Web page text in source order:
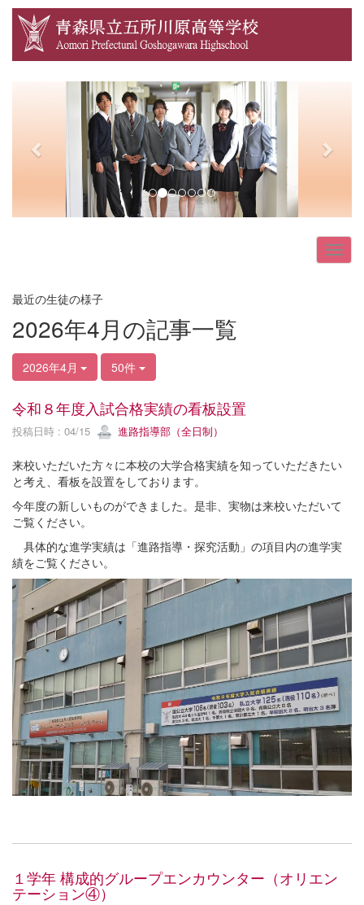
e
v
x
t
最近の生徒の様子
2026年4月の記事一覧
2026年4月 50件
令和８年度入試合格実績の看板設置
投稿日時 : 04/15 進路指導部（全日制）
来校いただいた方々に本校の大学合格実績を知っていただきたい
と考え、看板を設置をしております。
今年度の新しいものができました。是非、実物は来校いただいて
ご覧ください。
具体的な進学実績は「進路指導・探究活動」の項目内の進学実
績をご覧ください。
１学年 構成的グループエンカウンター（オリエン
テーション④）